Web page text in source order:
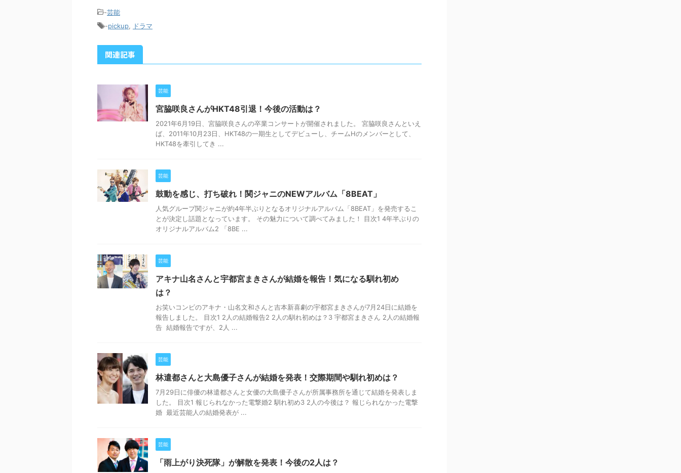
-芸能
-pickup, ドラマ
関連記事
芸能
宮脇咲良さんがHKT48引退！今後の活動は？
2021年6月19日、宮脇咲良さんの卒業コンサートが開催されました。 宮脇咲良さんといえ
ば、2011年10月23日、HKT48の一期生としてデビューし、チームHのメンバーとして、
HKT48を牽引してき ...
芸能
鼓動を感じ、打ち破れ！関ジャニのNEWアルバム「8BEAT」
人気グループ関ジャニが約4年半ぶりとなるオリジナルアルバム「8BEAT」を発売するこ
とが決定し話題となっています。 その魅力について調べてみました！ 目次1 4年半ぶりの
オリジナルアルバム2 「8BE ...
芸能
アキナ山名さんと宇都宮まきさんが結婚を報告！気になる馴れ初め
は？
お笑いコンビのアキナ・山名文和さんと吉本新喜劇の宇都宮まきさんが7月24日に結婚を
報告しました。 目次1 2人の結婚報告2 2人の馴れ初めは？3 宇都宮まきさん 2人の結婚報
告 結婚報告ですが、2人 ...
芸能
林遣都さんと大島優子さんが結婚を発表！交際期間や馴れ初めは？
7月29日に俳優の林遣都さんと女優の大島優子さんが所属事務所を通じて結婚を発表しま
した。 目次1 報じられなかった電撃婚2 馴れ初め3 2人の今後は？ 報じられなかった電撃
婚 最近芸能人の結婚発表が ...
芸能
「雨上がり決死隊」が解散を発表！今後の2人は？